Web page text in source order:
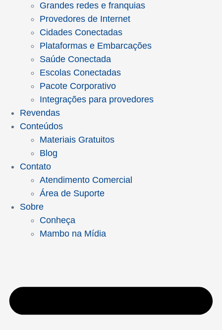
Grandes redes e franquias
Provedores de Internet
Cidades Conectadas
Plataformas e Embarcações
Saúde Conectada
Escolas Conectadas
Pacote Corporativo
Integrações para provedores
Revendas
Conteúdos
Materiais Gratuitos
Blog
Contato
Atendimento Comercial
Área de Suporte
Sobre
Conheça
Mambo na Mídia